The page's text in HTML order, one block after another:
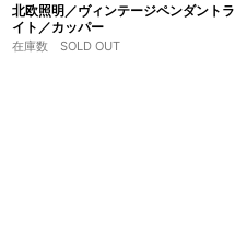
北欧照明／ヴィンテージペンダントラ
イト／カッパー
在庫数 SOLD OUT